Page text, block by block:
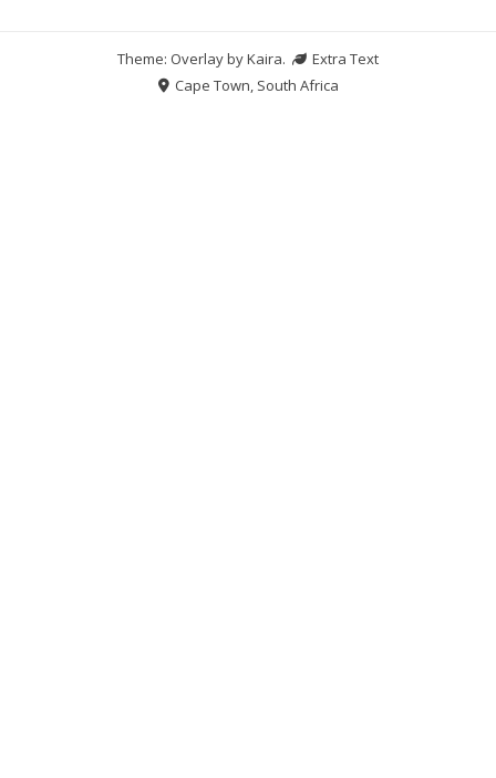
Theme: Overlay byKaira.
Extra Text
Cape Town, South Africa